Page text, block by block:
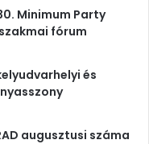
Minimum Party
fórum
és
augusztusi száma